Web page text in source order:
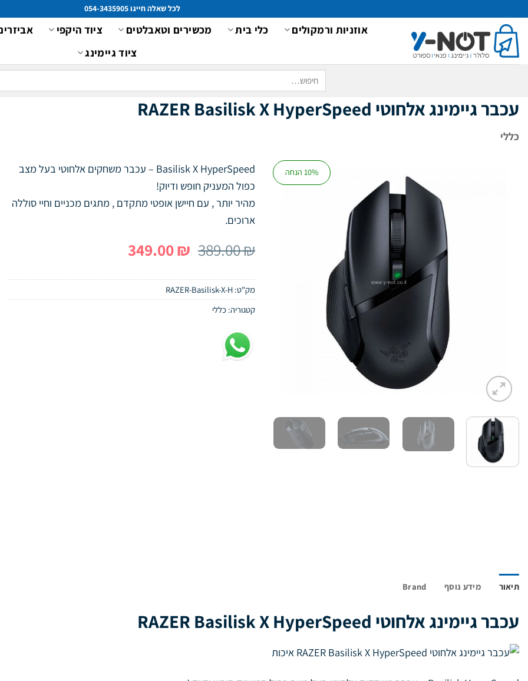
content
לכל שאלה חייגו 054-3435905
אוזניות ורמקולים כלי בית מכשירים וטאבלטים ציוד היקפי
ציוד גיימינג
עבור:
עכבר גיימינג אלחוטי RAZER Basilisk X HyperSpeed
כללי
10% הנחה
Basilisk X HyperSpeed – עכבר משחקים אלחוטי בעל מצב
כפול המעניק חופש ודיוק!
מהיר יותר , עם חיישן אופטי מתקדם , מתגים מכניים וחיי סוללה
ארוכים.
389.00₪ המחיר
היה:
389.00 ₪.
349.00₪
הוא:
349.00 ₪. מק"ט: RAZER-Basilisk-X-H
קטגוריה: כללי
תיאור מידע נוסף Brand
עכבר גיימינג אלחוטי RAZER Basilisk X HyperSpeed